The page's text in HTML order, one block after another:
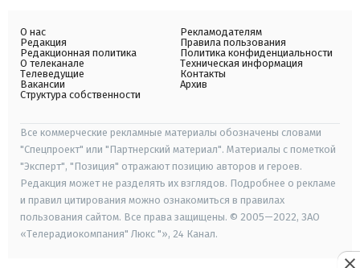
О нас
Редакция
Редакционная политика
О телеканале
Телеведущие
Вакансии
Структура собственности
Рекламодателям
Правила пользования
Политика конфиденциальности
Техническая информация
Контакты
Архив
Все коммерческие рекламные материалы обозначены словами
"Спецпроект" или "Партнерский материал". Материалы с пометкой
"Эксперт", "Позиция" отражают позицию авторов и героев.
Редакция может не разделять их взглядов. Подробнее о рекламе
и правил цитирования можно ознакомиться в правилах
пользования сайтом. Все права защищены. © 2005—2022, ЗАО
«Телерадиокомпания" Люкс "», 24 Канал.